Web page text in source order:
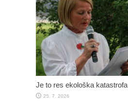
Je to res ekološka katastrofa
25. 7. 2026